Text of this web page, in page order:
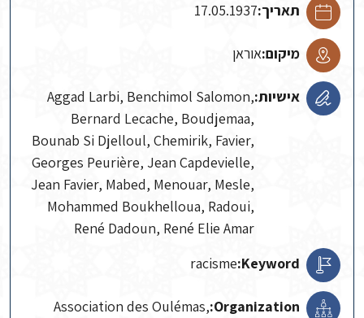
תאריך:17.05.1937
מיקום:אוראן
אישיות:Aggad Larbi, Benchimol Salomon,
Bernard Lecache, Boudjemaa,
Bounab Si Djelloul, Chemirik, Favier,
Georges Peurière, Jean Capdevielle,
Jean Favier, Mabed, Menouar, Mesle,
Mohammed Boukhelloua, Radoui,
René Dadoun, René Elie Amar
Keyword:
racisme
Organization:
Association des Oulémas,